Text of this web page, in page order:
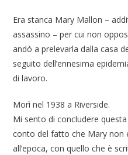
Era stanca Mary Mallon –
assassino – per cui non
andò a prelevarla dalla casa
seguito dell’ennesima
di lavoro.
Morì nel 1938 a Riverside.
Mi sento di concludere
conto del fatto che Mary non
all’epoca, con quello che è